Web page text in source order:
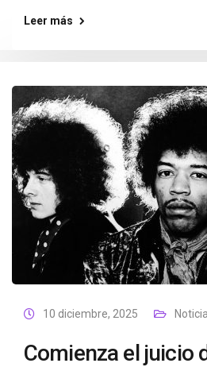
Leer más
10 diciembre, 2025
Comienza el juicio